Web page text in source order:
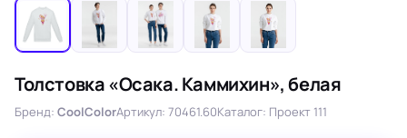
Толстовка «Осака. Каммихин», белая
Бренд: CoolColorАртикул: 70461.60Каталог: Проект 111